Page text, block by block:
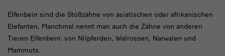
Elfenbein sind die Stoßzähne von asiatischen oder afrikanischen
Elefanten. Manchmal nennt man auch die Zähne von anderen
Tieren Elfenbein: von Nilpferden, Walrossen, Narwalen und
Mammuts.